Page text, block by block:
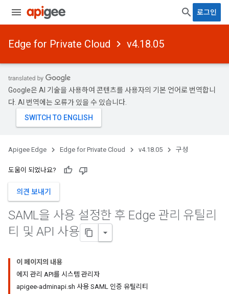
로그인
Edge for Private Cloud v4.18.05
Google은 AI 기술을 사용하여 콘텐츠를 사용자의 기본 언어로 번역합니
다. AI 번역에는 오류가 있을 수 있습니다.
Apigee Edge Edge for Private Cloud v4.18.05 구성
도움이 되었나요?
의견 보내기
SAML을 사용 설정한 후 Edge 관리 유틸리
티 및 API 사용
이 페이지의 내용
에지 관리 API를 시스템 관리자
apigee-adminapi.sh 사용 SAML 인증 유틸리티